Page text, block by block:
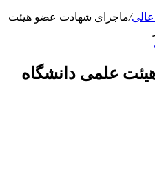
/ماجرای شهادت عضو هیئت
علمی دانشگاه